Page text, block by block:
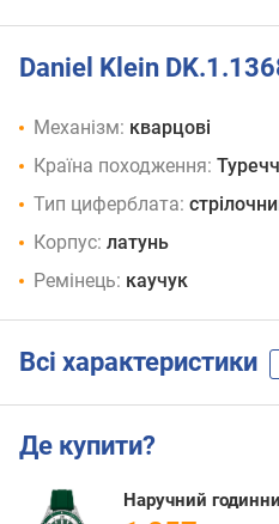
Daniel Klein
Механізм: кварцові
Країна походження:
Тип циферблата:
Корпус: латунь
Ремінець: каучук
Всі характеристики
Де купити?
Наручний